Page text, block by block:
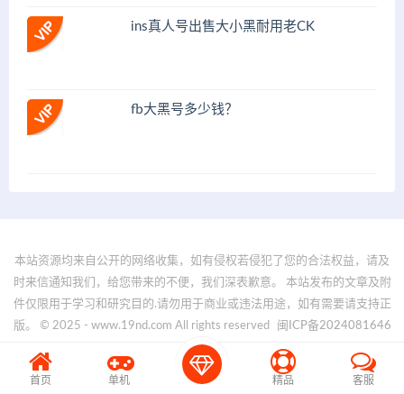
ins真人号出售大小黑耐用老CK
fb大黑号多少钱？
本站资源均来自公开的网络收集，如有侵权若侵犯了您的合法权益，请及
时来信通知我们，给您带来的不便，我们深表歉意。 本站发布的文章及附
件仅限用于学习和研究目的.请勿用于商业或违法用途，如有需要请支持正
版。 © 2025 - www.19nd.com All rights reserved
闽ICP备2024081646
号-1
首页 单机 精品 客服